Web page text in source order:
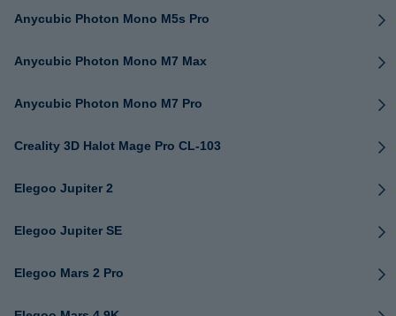
Anycubic Photon Mono M5s Pro
Anycubic Photon Mono M7 Max
Anycubic Photon Mono M7 Pro
Creality 3D Halot Mage Pro CL-103
Elegoo Jupiter 2
Elegoo Jupiter SE
Elegoo Mars 2 Pro